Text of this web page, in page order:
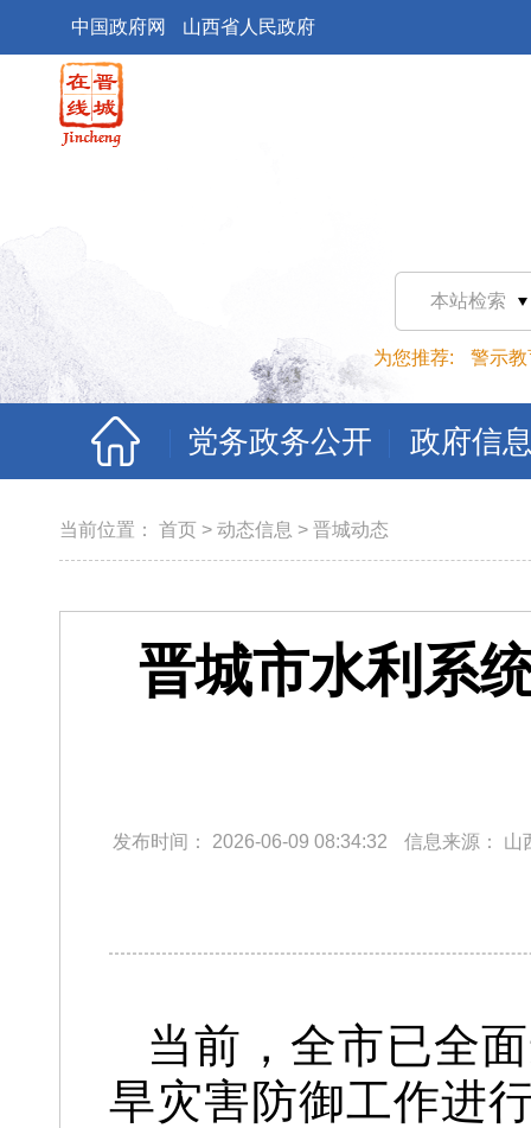
中国政府网 山西省人民政府
本站检索
为您推荐: 警示教
党务政务公开 政府信
当前位置： 首页 > 动态信息 > 晋城动态
晋城市水利系
发布时间： 2026-06-09 08:34:32 信息来源： 山
当前，全市已全
旱灾害防御工作进